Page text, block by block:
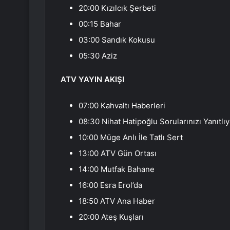
20:00 Kızılcık Şerbeti
00:15 Bahar
03:00 Sandık Kokusu
05:30 Aziz
ATV YAYIN AKIŞI
07:00 Kahvaltı Haberleri
08:30 Nihat Hatipoğlu Sorularınızı
10:00 Müge Anlı İle Tatlı Sert
13:00 ATV Gün Ortası
14:00 Mutfak Bahane
16:00 Esra Erol’da
18:50 ATV Ana Haber
20:00 Ateş Kuşları